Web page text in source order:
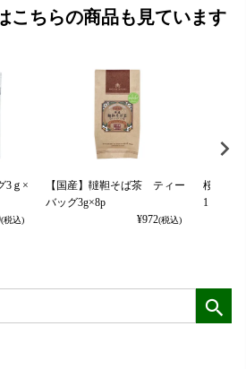
こちらの商品も見ています
3ｇ×
(税込)
【国産】韃靼そば茶 ティー
バッグ3g×8p
¥972(税込)
桜の緑
1ｐ（袋